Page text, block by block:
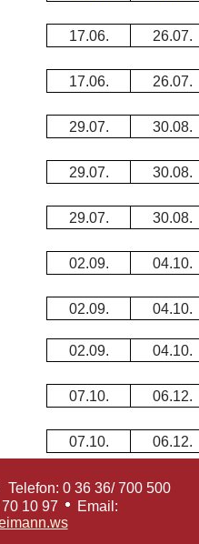
17.06. 26.07.
17.06. 26.07.
29.07. 30.08.
29.07. 30.08.
29.07. 30.08.
02.09. 04.10.
02.09. 04.10.
02.09. 04.10.
07.10. 06.12.
07.10. 06.12.
0 36 36/ 700 500
10 97
Email: